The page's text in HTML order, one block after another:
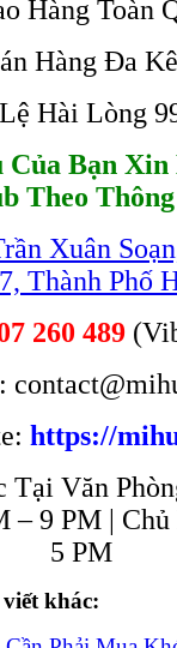
Hàng Toàn
Hàng Đa
Hài Lòng
Của Bạn
Theo
Xuân
Thành Phố
260 489
https://
Tại Văn
– 9 PM |
5 PM
khác: